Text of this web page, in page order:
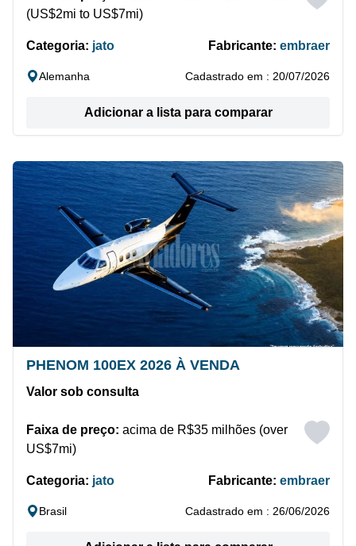
(US$2mi to US$7mi)
Categoria: jato Fabricante: embraer
Alemanha Cadastrado em : 20/07/2026
Adicionar a lista para comparar
PHENOM 100EX 2026 À VENDA
Valor sob consulta
Faixa de preço: acima de R$35 milhões (over
US$7mi)
Categoria: jato Fabricante: embraer
Brasil Cadastrado em : 26/06/2026